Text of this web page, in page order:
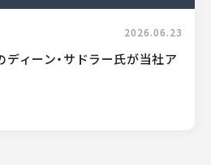
2026.06.23
ィーン・サドラー氏が当社ア